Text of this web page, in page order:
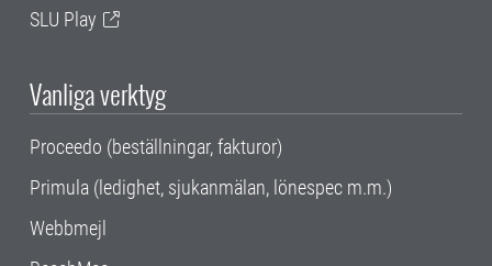
SLU Play
Vanliga verktyg
Proceedo (beställningar, fakturor)
Primula (ledighet, sjukanmälan, lönespec m.m.)
Webbmejl